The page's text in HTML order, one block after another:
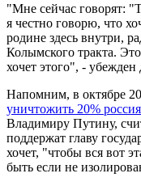
"Мне сейчас говорят:
я честно говорю, что
родине здесь внутри,
Колымского тракта.
хочет этого", - убежден
Напомним, в октябре
уничтожить 20%
Владимиру Путину,
поддержат главу
хочет, "чтобы вся вот
быть если не